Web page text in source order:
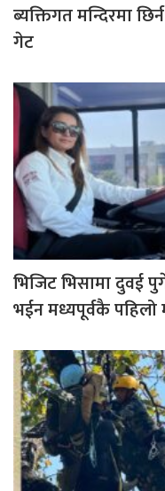
ब्यक्तिगत मन्दिरमा
गेट
भिजिट भिसामा दुवई
भईन मध्यपूर्वकै पहिलो